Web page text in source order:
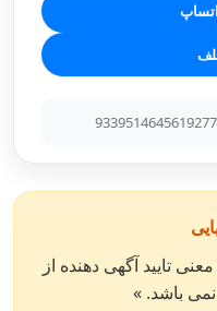
آگهی در سایت کار۵۰ به معنی تایید آگهی دهنده از